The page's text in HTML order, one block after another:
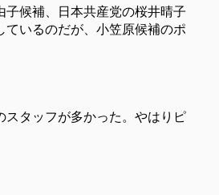
候補、日本共産党の桜井晴子
いるのだが、小笠原候補のポ
スタッフが多かった。やはりピ